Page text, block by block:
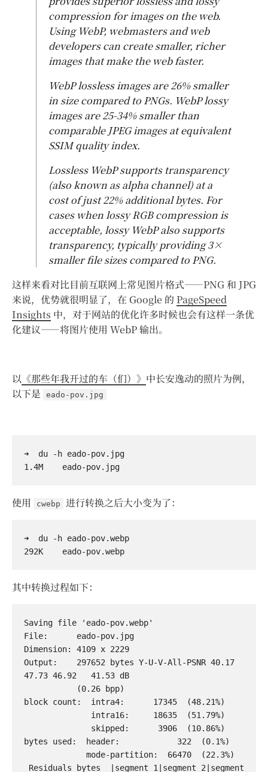
compression for images on the web.
Using WebP, webmasters and web
developers can create smaller, richer
images that make the web faster.
WebP lossless images are 26% smaller
in size compared to PNGs. WebP lossy
images are 25-34% smaller than
comparable JPEG images at equivalent
SSIM quality index.
Lossless WebP supports transparency
(also known as alpha channel) at a
cost of just 22% additional bytes. For
cases when lossy RGB compression is
acceptable, lossy WebP also supports
transparency, typically providing 3×
smaller file sizes compared to PNG.
这样来看对比目前互联网上常见图片格式——PNG 和 JPG
来说，优势就很明显了，在 Google 的 PageSpeed
Insights 中，对于网站的优化许多时候也会有这样一条优
化建议——将图片使用 WebP 输出。
以 《那些年我开过的车（们）》 中长安逸动的照片为例，
以下是
eado-pov.jpg
➜  du -h eado-pov.jpg
使用 cwebp 进行转换之后大小变为了：
➜  du -h eado-pov.webp
其中转换过程如下：
Saving file 'eado-pov.webp'
File:      eado-pov.jpg
Dimension: 4109 x 2229
Output:    297652 bytes Y-U-V-All-PSNR 40.17
47.73 46.92   41.53 dB
block count:  intra4:      17345  (48.21%)
bytes used:  header:            322  (0.1%)